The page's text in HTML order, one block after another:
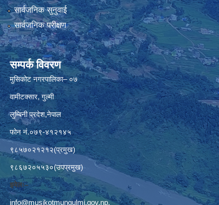
सार्वजनिक सुनुवाई
सार्वजनिक परीक्षण
सम्पर्क विवरण
मुसिकोट नगरपालिका– ०७
वामीटक्सार, गुल्मी
लुम्बिनी प्रदेश,नेपाल
फोन नं.०७९-४१२१४५
९८५७०२१२१२(प्रमुख)
९८६७२०५५३०(उपप्रमुख)
इमेलः–
info@musikotmungulmi.gov.np,